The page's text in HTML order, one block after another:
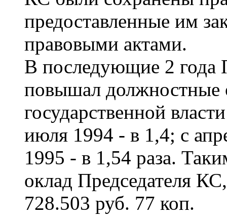
предоставленные им
правовыми актами.
В последующие 2 года
повышал должностные
государственной
июля 1994 - в 1,4; с
1995 - в 1,54 раза.
оклад Председателя
728.503 руб. 77 коп.